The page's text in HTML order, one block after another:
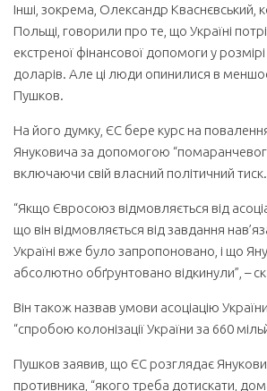
Інші, зокрема, Олександр Кваснєвський,
Польщі, говорили про те, що Україні
екстреної фінансової допомоги у
доларів. Але ці люди опинилися в
Пушков.
На його думку, ЄС бере курс на
Януковича за допомогою
включаючи свій власний політичний тиск.
“Якщо Євросоюз відмовляється від
що він відмовляється від завдання
Україні вже було запропоновано, і що
абсолютно обґрунтовано відкинули”, –
Він також назвав умови асоціацію
“спробою колонізації України за 660
Пушков заявив, що ЄС розглядає
противника, “якого треба дотискати,